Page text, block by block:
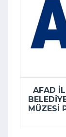
AFAD
MÜZESI